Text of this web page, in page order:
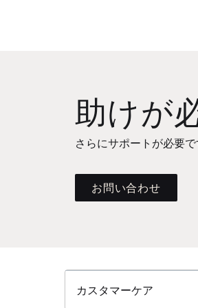
助けが
さらにサポートが必要
お問い合わせ
カスタマーケア